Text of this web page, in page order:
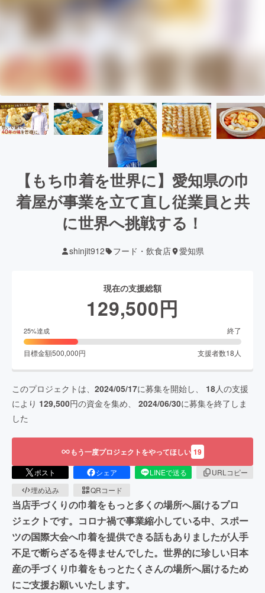
【もち巾着を世界に】愛知県の巾
着屋が事業を立て直し従業員と共
に世界へ挑戦する！
shinjit912 フード・飲食店 愛知県
現在の支援総額
129,500円
25%達成 終了
目標金額500,000円 支援者数18 人
このプロジェクトは、 2024/05/17に募集を開始し、 18人の支援
により 129,500円の資金を集め、 2024/06/30に募集を終了しま
した
もう一度プロジェクトをやってほしい 19
ポスト シェア LINEで送る
URLコピー
埋め込み
QRコード
当店手づくりの巾着をもっと多くの場所へ届けるプロ
ジェクトです。コロナ禍で事業縮小している中、スポー
ツの国際大会へ巾着を提供できる話もありましたが人手
不足で断らざるを得ませんでした。世界的に珍しい日本
産の手づくり巾着をもっとたくさんの場所へ届けるため
にご支援お願いいたします。